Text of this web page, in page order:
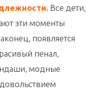
Все дети,
эти моменты
появляется
пенал,
модные